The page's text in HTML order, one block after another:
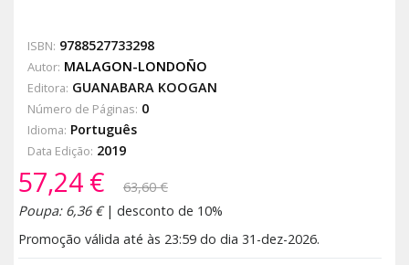
ISBN: 9788527733298
Autor: MALAGON-LONDOÑO
Editora: GUANABARA KOOGAN
Número de Páginas: 0
Idioma: Português
Data Edição: 2019
57,24 €
63,60 €
Poupa: 6,36 €| desconto de 10%
Promoção válida até às 23:59 do dia 31-dez-2026.